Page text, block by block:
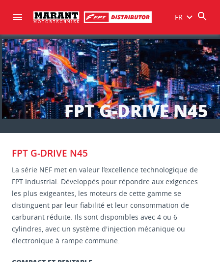
FR
FPT G-DRIVE N45
FPT G-DRIVE N45
La série NEF met en valeur l’excellence technologique de
FPT Industrial. Développés pour répondre aux exigences
les plus exigeantes, les moteurs de cette gamme se
distinguent par leur fiabilité et leur consommation de
carburant réduite. Ils sont disponibles avec 4 ou 6
cylindres, avec un système d'injection mécanique ou
électronique à rampe commune.